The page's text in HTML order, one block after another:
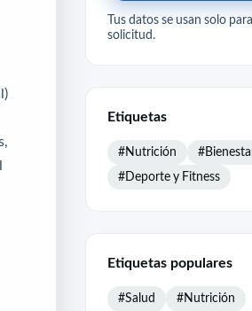
Tus datos se usan solo
solicitud.
Etiquetas
#Nutrición
#Deporte y Fitness
Etiquetas populares
#Salud #Nutrición